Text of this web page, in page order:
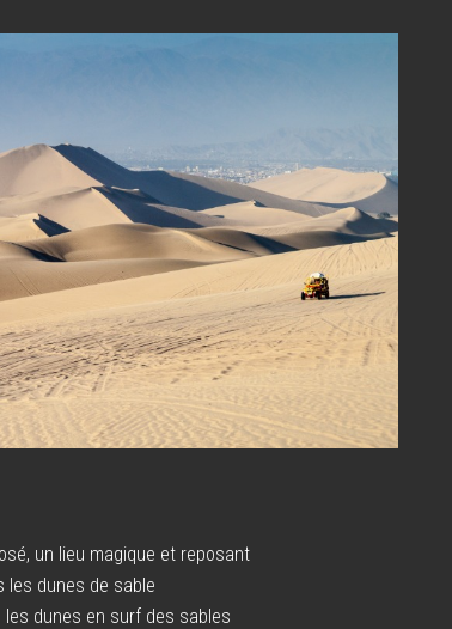
un lieu magique et reposant
les dunes de sable
dunes en surf des sables